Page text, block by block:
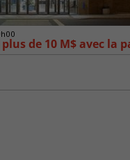
de 10 M$ avec la